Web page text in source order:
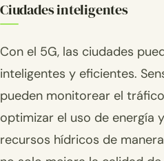
Ciudades inteligentes
Con el 5G, las ciudades
inteligentes y eficientes.
pueden monitorear el
optimizar el uso de energía
recursos hídricos de